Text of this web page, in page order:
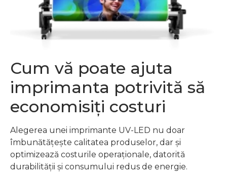
Cum vă poate ajuta
imprimanta potrivită să
economisiți costuri
Alegerea unei imprimante UV-LED nu doar
îmbunătățește calitatea produselor, dar și
optimizează costurile operaționale, datorită
durabilității și consumului redus de energie.